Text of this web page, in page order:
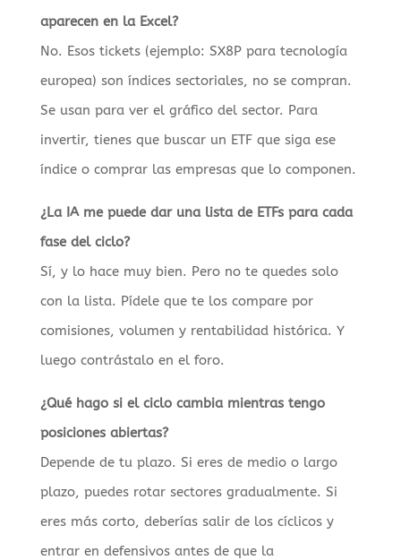
aparecen en la Excel?
No. Esos tickets (ejemplo: SX8P para tecnología
europea) son índices sectoriales, no se compran.
Se usan para ver el gráfico del sector. Para
invertir, tienes que buscar un ETF que siga ese
índice o comprar las empresas que lo componen.
¿La IA me puede dar una lista de ETFs para cada
fase del ciclo?
Sí, y lo hace muy bien. Pero no te quedes solo
con la lista. Pídele que te los compare por
comisiones, volumen y rentabilidad histórica. Y
luego contrástalo en el foro.
¿Qué hago si el ciclo cambia mientras tengo
posiciones abiertas?
Depende de tu plazo. Si eres de medio o largo
plazo, puedes rotar sectores gradualmente. Si
eres más corto, deberías salir de los cíclicos y
entrar en defensivos antes de que la